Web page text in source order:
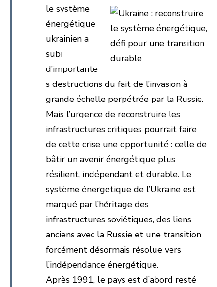
le système
énergétique
ukrainien a
subi
d’importante
s destructions du fait de l’invasion à
grande échelle perpétrée par la Russie.
Mais l’urgence de reconstruire les
infrastructures critiques pourrait faire
de cette crise une opportunité : celle de
bâtir un avenir énergétique plus
résilient, indépendant et durable. Le
système énergétique de l’Ukraine est
marqué par l’héritage des
infrastructures soviétiques, des liens
anciens avec la Russie et une transition
forcément désormais résolue vers
l’indépendance énergétique.
Après 1991, le pays est d’abord resté